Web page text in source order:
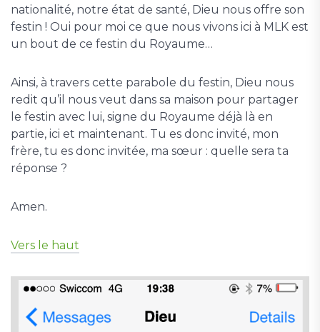
nationalité, notre état de santé, Dieu nous offre son
festin ! Oui pour moi ce que nous vivons ici à MLK est
un bout de ce festin du Royaume…
Ainsi, à travers cette parabole du festin, Dieu nous
redit qu’il nous veut dans sa maison pour partager
le festin avec lui, signe du Royaume déjà là en
partie, ici et maintenant. Tu es donc invité, mon
frère, tu es donc invitée, ma sœur : quelle sera ta
réponse ?
Amen.
Vers le haut